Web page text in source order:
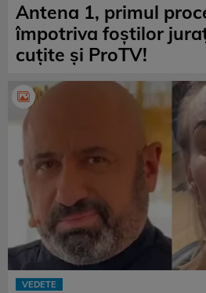
Antena 1, primul
împotriva foştilor
cuţite şi ProTV!
VEDETE